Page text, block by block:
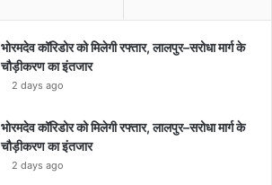
भोरमदेव कॉरिडोर को मिलेगी रफ्तार, लालपुर–सरोधा मार्ग के
चौड़ीकरण का इंतजार
2 days ago
भोरमदेव कॉरिडोर को मिलेगी रफ्तार, लालपुर–सरोधा मार्ग के
चौड़ीकरण का इंतजार
2 days ago